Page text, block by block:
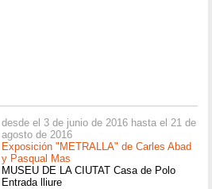
desde el 3 de junio de 2016 hasta el 21 de
agosto de 2016
Exposición "METRALLA" de Carles Abad
y Pasqual Mas
MUSEU DE LA CIUTAT Casa de Polo
Entrada lliure